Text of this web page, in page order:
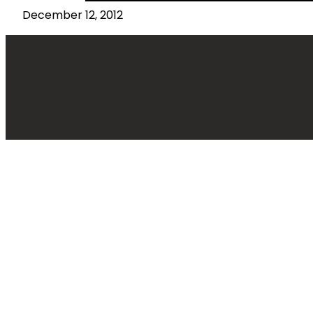
December 12, 2012